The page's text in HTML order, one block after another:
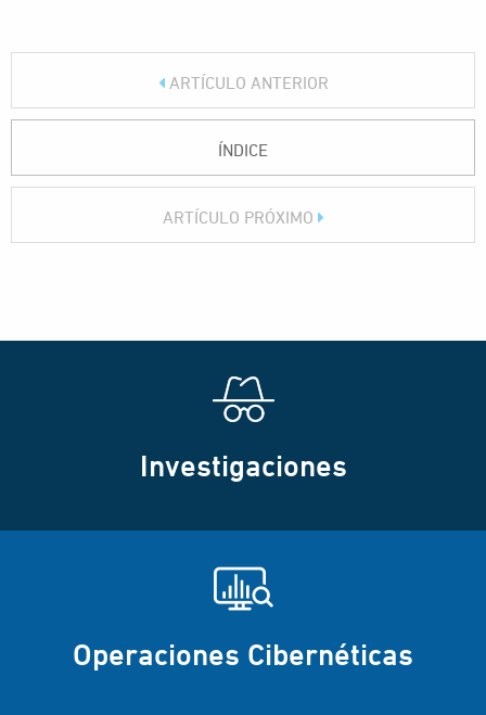
ARTÍCULO ANTERIOR
ÍNDICE
ARTÍCULO PRÓXIMO
Investigaciones
Operaciones Cibernéticas